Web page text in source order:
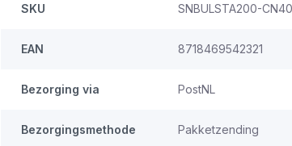
SKU SNBULSTA200-
EAN 8718469542321
Bezorging via PostNL
Bezorgingsmethode Pakketzending